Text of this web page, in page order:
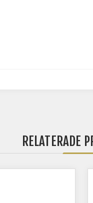
RELATERADE